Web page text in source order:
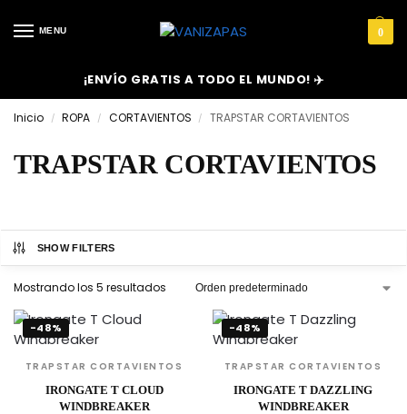
MENU 0
¡ENVÍO GRATIS A TODO EL MUNDO! ✈️
Inicio / ROPA / CORTAVIENTOS / TRAPSTAR CORTAVIENTOS
TRAPSTAR CORTAVIENTOS
SHOW FILTERS
Mostrando los 5 resultados
-48%
TRAPSTAR CORTAVIENTOS
IRONGATE T CLOUD
WINDBREAKER
-48%
TRAPSTAR CORTAVIENTOS
IRONGATE T DAZZLING
WINDBREAKER